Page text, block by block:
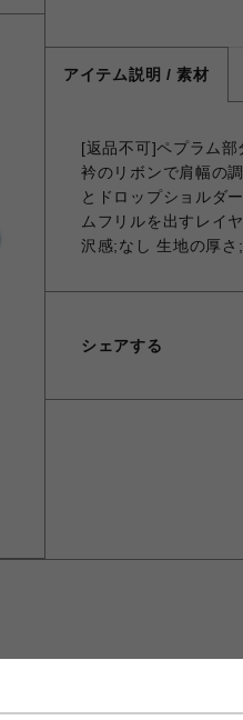
アイテム説明 / 素材
[返品不可]ペプラム部
衿のリボンで肩幅の
とドロップショルダ
ムフリルを出すレイ
沢感;なし 生地の厚さ
シェアする